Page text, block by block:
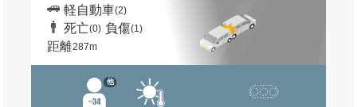
軽自動車(2)
死亡(0) 負傷(1)
距離287m
他